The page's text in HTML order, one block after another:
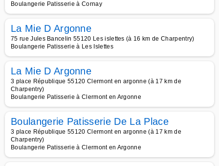
Boulangerie Patisserie à Cornay
La Mie D Argonne
75 rue Jules Bancelin 55120 Les islettes (à 16 km de Charpentry)
Boulangerie Patisserie à Les Islettes
La Mie D Argonne
3 place République 55120 Clermont en argonne (à 17 km de
Charpentry)
Boulangerie Patisserie à Clermont en Argonne
Boulangerie Patisserie De La Place
3 place République 55120 Clermont en argonne (à 17 km de
Charpentry)
Boulangerie Patisserie à Clermont en Argonne